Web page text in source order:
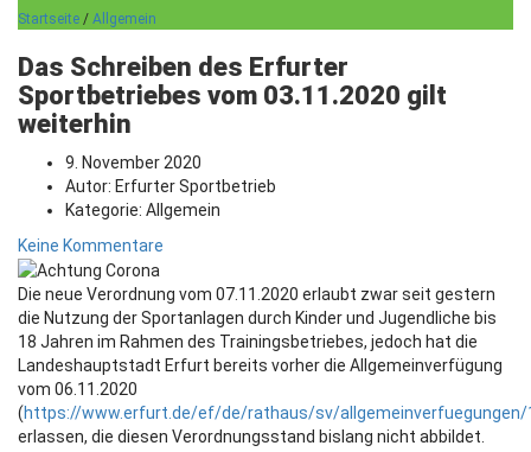
Startseite / Allgemein
Das Schreiben des Erfurter
Sportbetriebes vom 03.11.2020 gilt
weiterhin
9. November 2020
Autor: Erfurter Sportbetrieb
Kategorie: Allgemein
Keine Kommentare
Die neue Verordnung vom 07.11.2020 erlaubt zwar seit gestern
die Nutzung der Sportanlagen durch Kinder und Jugendliche bis
18 Jahren im Rahmen des Trainingsbetriebes, jedoch hat die
Landeshauptstadt Erfurt bereits vorher die Allgemeinverfügung
vom 06.11.2020
(https://www.erfurt.de/ef/de/rathaus/sv/allgemeinverfuegungen/
erlassen, die diesen Verordnungsstand bislang nicht abbildet.